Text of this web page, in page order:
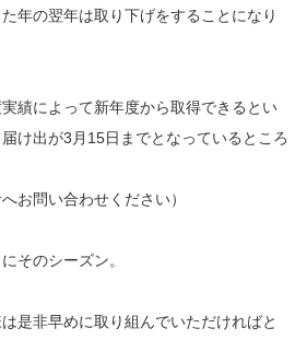
年の翌年は取り下げをすることになり
績によって新年度から取得できるとい
け出が3月15日までとなっているところ
お問い合わせください）
そのシーズン。
是非早めに取り組んでいただければと